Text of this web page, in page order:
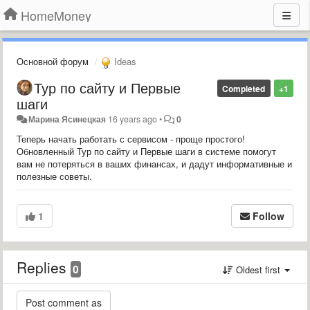
HomeMoney
Основной форум Ideas
+1
Completed
Тур по сайту и Первые
шаги
Марина Ясинецкая 16 years ago• 0
Теперь начать работать с сервисом - проще простого!
Обновленный Тур по сайту и Первые шаги в системе помогут
вам не потеряться в ваших финансах, и дадут информативные и
полезные советы.
1 Follow
Replies 0 Oldest first